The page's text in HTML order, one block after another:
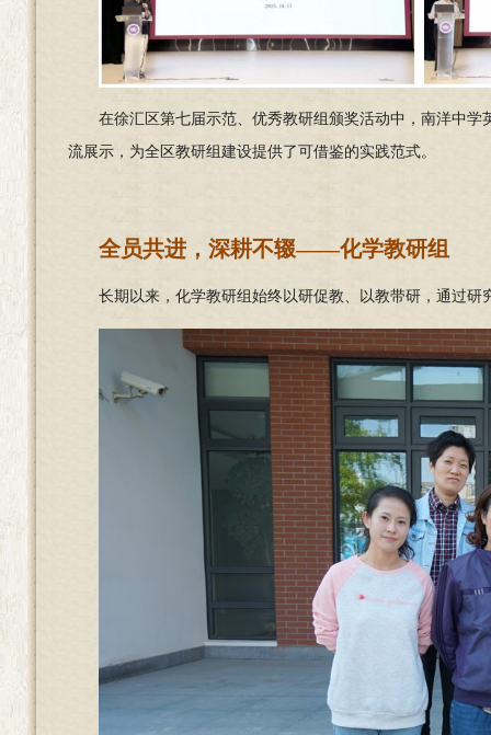
在徐汇区第七届示范、优秀教研组颁奖活动中，南洋中
流展示，为全区教研组建设提供了可借鉴的实践范式。
全员共进，深耕不辍——化学教研组
长期以来，化学教研组始终以研促教、以教带研，通过研